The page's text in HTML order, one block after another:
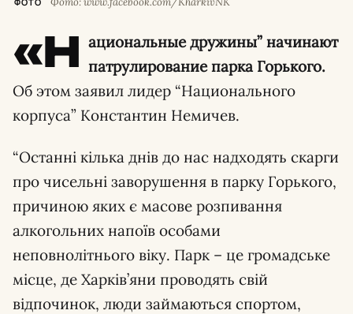
«Н ациональные дружины” начинают
патрулирование парка Горького.
Об этом заявил лидер “Национального
корпуса” Константин Немичев.
“Останні кілька днів до нас надходять скарги
про чисельні заворушення в парку Горького,
причиною яких є масове розпивання
алкогольних напоїв особами
неповнолітнього віку. Парк – це громадське
місце, де Харків’яни проводять свій
відпочинок, люди займаються спортом,